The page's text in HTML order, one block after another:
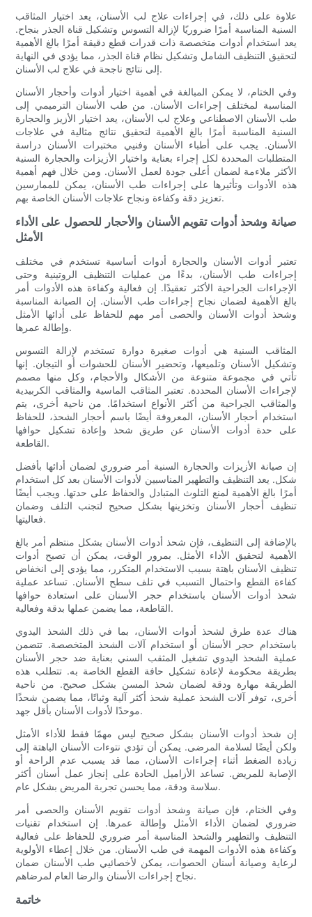
علاوة على ذلك، في إجراءات علاج لب الأسنان، يعد اختيار المثاقب
السنية المناسبة أمرًا ضروريًا لإزالة التسوس وتشكيل قناة الجذر بنجاح.
يعد استخدام أدوات متخصصة ذات قدرات قطع دقيقة أمرًا بالغ الأهمية
لتحقيق التنظيف الشامل وتشكيل نظام قناة الجذر، مما يؤدي في النهاية
إلى نتائج ناجحة في علاج لب الأسنان.
وفي الختام، لا يمكن المبالغة في أهمية اختيار أدوات وأحجار الأسنان
المناسبة لمختلف إجراءات الأسنان. من طب الأسنان الترميمي إلى
طب الأسنان الاصطناعي وعلاج لب الأسنان، يعد اختيار الأزيز والحجارة
السنية المناسبة أمرًا بالغ الأهمية لتحقيق نتائج مثالية في علاجات
الأسنان. يجب على أطباء الأسنان وفنيي مختبرات الأسنان دراسة
المتطلبات المحددة لكل إجراء بعناية واختيار الأزيزات والحجارة السنية
الأكثر ملاءمة لضمان أعلى جودة لعمل الأسنان. ومن خلال فهم أهمية
هذه الأدوات وتأثيرها على إجراءات طب الأسنان، يمكن للممارسين
تعزيز دقة وكفاءة ونجاح علاجات الأسنان الخاصة بهم.
صيانة وشحذ أدوات تقويم الأسنان والأحجار للحصول على الأداء
الأمثل
تعتبر أدوات الأسنان والحجارة أدوات أساسية تستخدم في مختلف
إجراءات طب الأسنان، بدءًا من عمليات التنظيف الروتينية وحتى
الإجراءات الجراحية الأكثر تعقيدًا. إن فعالية وكفاءة هذه الأدوات أمر
بالغ الأهمية لضمان نجاح إجراءات طب الأسنان. إن الصيانة المناسبة
وشحذ أدوات الأسنان والحصى أمر مهم للحفاظ على أدائها الأمثل
وإطالة عمرها.
المثاقب السنية هي أدوات صغيرة دوارة تستخدم لإزالة التسوس
وتشكيل الأسنان وتلميعها، وتحضير الأسنان للحشوات أو التيجان. إنها
تأتي في مجموعة متنوعة من الأشكال والأحجام، وكل منها مصمم
لإجراءات الأسنان المحددة. تعتبر المثاقب الماسية والمثاقب الكربيدية
والمثاقب الجراحية من أكثر الأنواع استخدامًا. من ناحية أخرى، يتم
استخدام أحجار الأسنان، المعروفة أيضًا باسم أحجار الشحذ، للحفاظ
على حدة أدوات الأسنان عن طريق شحذ وإعادة تشكيل حوافها
القاطعة.
إن صيانة الأزيزات والحجارة السنية أمر ضروري لضمان أدائها بأفضل
شكل. يعد التنظيف والتطهير المناسبين لأدوات الأسنان بعد كل استخدام
أمرًا بالغ الأهمية لمنع التلوث المتبادل والحفاظ على حدتها. ويجب أيضًا
تنظيف أحجار الأسنان وتخزينها بشكل صحيح لتجنب التلف وضمان
فعاليتها.
بالإضافة إلى التنظيف، فإن شحذ أدوات الأسنان بشكل منتظم أمر بالغ
الأهمية لتحقيق الأداء الأمثل. بمرور الوقت، يمكن أن تصبح أدوات
تنظيف الأسنان باهتة بسبب الاستخدام المتكرر، مما يؤدي إلى انخفاض
كفاءة القطع واحتمال التسبب في تلف سطح الأسنان. تساعد عملية
شحذ أدوات الأسنان باستخدام حجر الأسنان على استعادة حوافها
القاطعة، مما يضمن عملها بدقة وفعالية.
هناك عدة طرق لشحذ أدوات الأسنان، بما في ذلك الشحذ اليدوي
باستخدام حجر الأسنان أو استخدام آلات الشحذ المتخصصة. تتضمن
عملية الشحذ اليدوي تشغيل المثقب السني بعناية ضد حجر الأسنان
بطريقة محكومة لإعادة تشكيل حافة القطع الخاصة به. تتطلب هذه
الطريقة مهارة ودقة لضمان شحذ المسن بشكل صحيح. من ناحية
أخرى، توفر آلات الشحذ عملية شحذ أكثر آلية وثباتًا، مما يضمن شحذًا
موحدًا لأدوات الأسنان بأقل جهد.
إن شحذ أدوات الأسنان بشكل صحيح ليس مهمًا فقط للأداء الأمثل
ولكن أيضًا لسلامة المرضى. يمكن أن تؤدي نتوءات الأسنان الباهتة إلى
زيادة الضغط أثناء إجراءات الأسنان، مما قد يسبب عدم الراحة أو
الإصابة للمريض. تساعد الأزاميل الحادة على إنجاز عمل أسنان أكثر
سلاسة ودقة، مما يحسن تجربة المريض بشكل عام.
وفي الختام، فإن صيانة وشحذ أدوات تقويم الأسنان والحصى أمر
ضروري لضمان الأداء الأمثل وإطالة عمرها. إن استخدام تقنيات
التنظيف والتطهير والشحذ المناسبة أمر ضروري للحفاظ على فعالية
وكفاءة هذه الأدوات المهمة في طب الأسنان. من خلال إعطاء الأولوية
لرعاية وصيانة أسنان الحصوات، يمكن لأخصائيي طب الأسنان ضمان
نجاح إجراءات الأسنان والرضا العام لمرضاهم.
خاتمة